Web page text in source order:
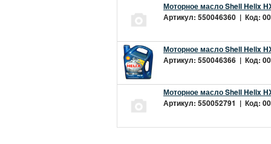
Моторное масло Shell Helix
Артикул: 550046360 | Код:
Моторное масло Shell Helix
Артикул: 550046366 | Код:
Моторное масло Shell Helix
Артикул: 550052791 | Код: